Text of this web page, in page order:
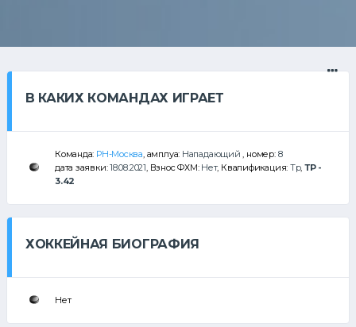
В КАКИХ КОМАНДАХ ИГРАЕТ
Команда: РН-Москва, амплуа: Нападающий , номер: 8
дата заявки:18.08.2021, Взнос ФХМ: Нет, Квалификация: Тр,ТР -
3.42
ХОККЕЙНАЯ БИОГРАФИЯ
Нет